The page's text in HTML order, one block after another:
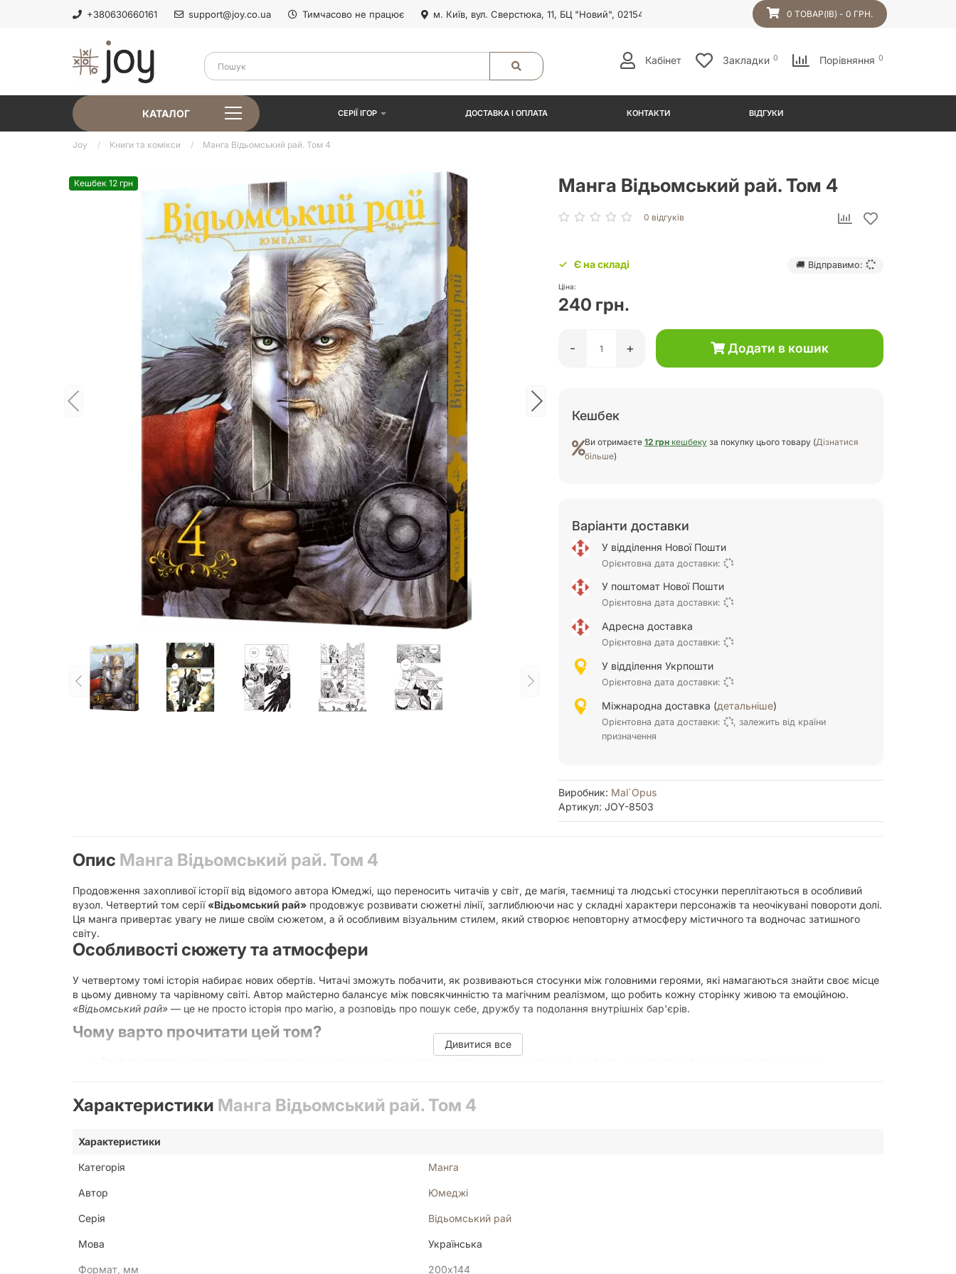
+380630660161 support@joy.co.ua Тимчасово не працює м. Київ, вул. Сверстюка, 11, БЦ "Новий", 02154 0 ТОВАР(ІВ) - 0 ГРН.
Кабінет Закладки 0 Порівняння 0
КАТАЛОГ СЕРІЇ ІГОР ДОСТАВКА І ОПЛАТА КОНТАКТИ ВІДГУКИ
Joy Книги та комікси Манга Відьомський рай. Том 4
Кешбек 12 грн Манга Відьомський рай. Том 4
0 відгуків
Є на складі 🚚 Відправимо:
Ціна:
240 грн.
- + Додати в кошик
Кешбек
Ви отримаєте 12 грнкешбекуза покупку цього товару (Дізнатися
більше)
Варіанти доставки
У відділення Нової Пошти
Орієнтовна дата доставки:
У поштомат Нової Пошти
Орієнтовна дата доставки:
Адресна доставка
Орієнтовна дата доставки:
У відділення Укрпошти
Орієнтовна дата доставки:
Міжнародна доставка (детальніше)
Орієнтовна дата доставки:
, залежить від країни
призначення
Виробник: Mal`Opus
Артикул: JOY-8503
Опис Манга Відьомський рай. Том 4
Продовження захопливої історії від відомого автора Юмеджі, що переносить читачів у світ, де магія, таємниці та людські стосунки переплітаються в особливий
вузол. Четвертий том серії«Відьомський рай» продовжує розвивати сюжетні лінії, заглиблюючи нас у складні характери персонажів та неочікувані повороти долі.
Ця манга привертає увагу не лише своїм сюжетом, а й особливим візуальним стилем, який створює неповторну атмосферу містичного та водночас затишного
світу.
Особливості сюжету та атмосфери
У четвертому томі історія набирає нових обертів. Читачі зможуть побачити, як розвиваються стосунки між головними героями, які намагаються знайти своє місце
в цьому дивному та чарівному світі. Автор майстерно балансує між повсякчинністю та магічним реалізмом, що робить кожну сторінку живою та емоційною.
«Відьомський рай» — це не просто історія про магію, а розповідь про пошук себе, дружбу та подолання внутрішніх бар'єрів.
Чому варто прочитати цей том?
Естетика та стиль:Особлива увага до деталей оточення та емоцій персонажів створює відчуття присутності.
поєднання містики, романтики та психологізму, то цей том обов'язково має опинитися на вашій полиці. Завдяки українському перекладу, історія стає ще ближчою,
дозволяючи максимально точно відчути всі відтінки емоцій героїв.
Видання виконане у зручному форматі, що дозволяє комфортно читати мангу як вдома, так і в дорозі. М'яка обкладинка робить книгу легкою, а якісний папір
забезпечує чіткість ліній та правильну передачу контрастів, що є критично важливим для графічних романів та манги.
Дивитися все
Характеристики Манга Відьомський рай. Том 4
Характеристики
Категорія Манга
Автор Юмеджі
Серія Відьомський рай
Мова Українська
Формат, мм 200х144